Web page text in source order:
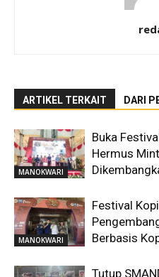
ARTIKEL TERKAIT DARI
MANOKWARI
Buka
Hermus
MANOKWARI
Festival
Berbasis
Tutup